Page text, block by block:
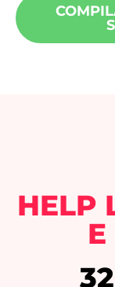
HELP